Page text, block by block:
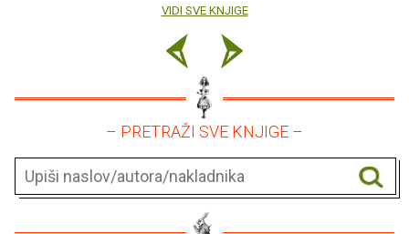
VIDI SVE KNJIGE
– PRETRAŽI SVE KNJIGE –